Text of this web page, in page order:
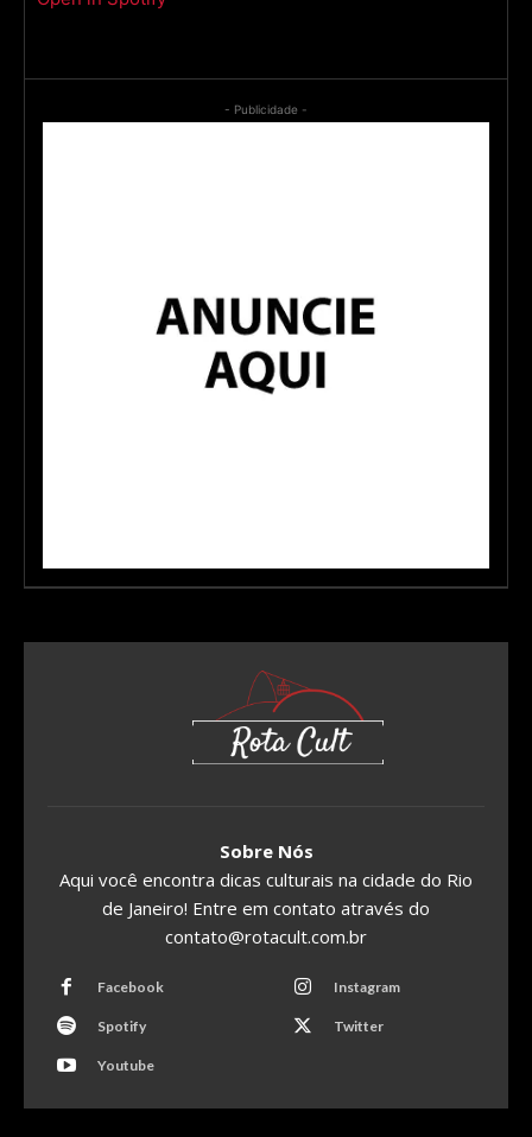
- Publicidade -
Sobre Nós
Aqui você encontra dicas culturais na cidade do Rio
de Janeiro! Entre em contato através do
contato@rotacult.com.br
Facebook Instagram
Spotify Twitter
Youtube